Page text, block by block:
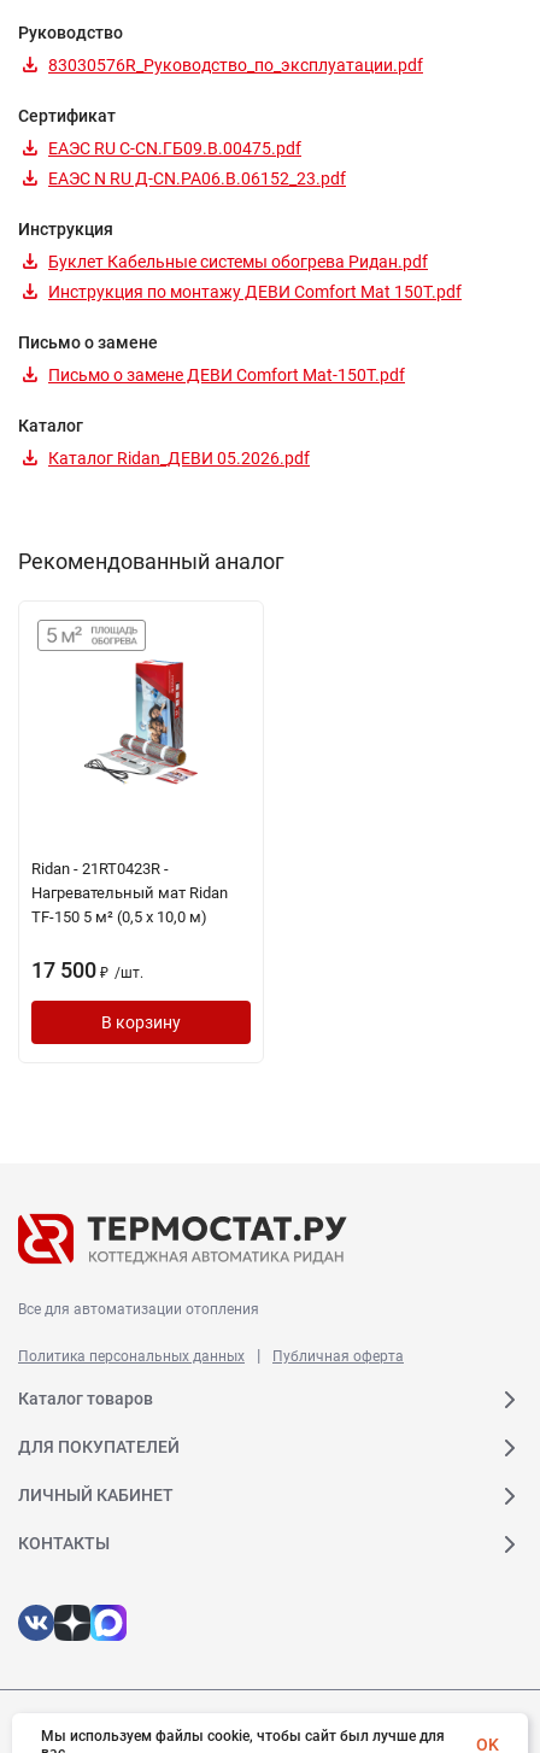
Руководство
83030576R_Руководство_по_эксплуатации.pdf
Сертификат
ЕАЭС RU С-CN.ГБ09.В.00475.pdf
ЕАЭС N RU Д-CN.РА06.В.06152_23.pdf
Инструкция
Буклет Кабельные системы обогрева Ридан.pdf
Инструкция по монтажу ДЕВИ Comfort Mat 150T.pdf
Письмо о замене
Письмо о замене ДЕВИ Comfort Mat-150T.pdf
Каталог
Каталог Ridan_ДЕВИ 05.2026.pdf
Рекомендованный аналог
Ridan - 21RT0423R -
Нагревательный мат Ridan
TF-150 5 м² (0,5 х 10,0 м)
17 500 ₽ /шт.
В корзину
Все для автоматизации отопления
Политика персональных данных | Публичная оферта
Каталог товаров
ДЛЯ ПОКУПАТЕЛЕЙ
ЛИЧНЫЙ КАБИНЕТ
КОНТАКТЫ
© 2026 Ридан. Все права защищены
Мы используем файлы cookie, чтобы сайт был лучше для
OK